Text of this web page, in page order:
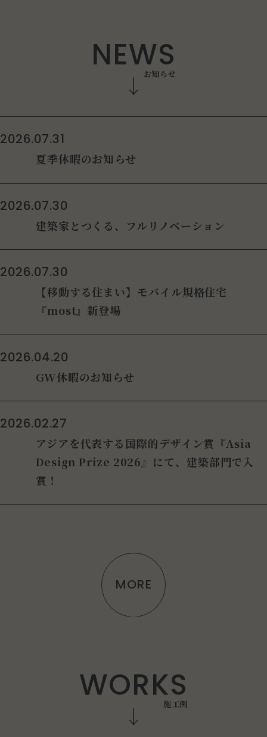
NEWS
お知らせ
2026.07.31
夏季休暇のお知らせ
2026.07.30
建築家とつくる、フルリノベーション
2026.07.30
【移動する住まい】モバイル規格住宅
『most』新登場
2026.04.20
GW休暇のお知らせ
2026.02.27
アジアを代表する国際的デザイン賞『Asia
Design Prize 2026』にて、建築部門で入
賞！
MORE
WORKS
施工例